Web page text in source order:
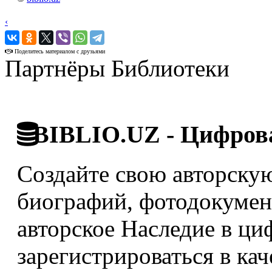
‹
›
Поделитесь материалом с друзьями
Партнёры Библиотеки
BIBLIO.UZ -
Создайте свою
биографий,
авторское Наследие в
зарегистрироваться в